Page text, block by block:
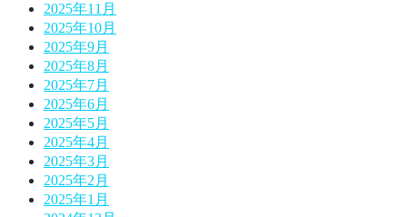
2025年11月
2025年10月
2025年9月
2025年8月
2025年7月
2025年6月
2025年5月
2025年4月
2025年3月
2025年2月
2025年1月